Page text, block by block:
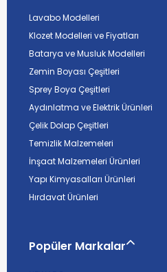
Lavabo Modelleri
Klozet Modelleri ve Fiyatları
Batarya ve Musluk Modelleri
Zemin Boyası Çeşitleri
Sprey Boya Çeşitleri
Aydınlatma ve Elektrik Ürünleri
Çelik Dolap Çeşitleri
Temizlik Malzemeleri
İnşaat Malzemeleri Ürünleri
Yapı Kimyasalları Ürünleri
Hırdavat Ürünleri
Popüler Markalar